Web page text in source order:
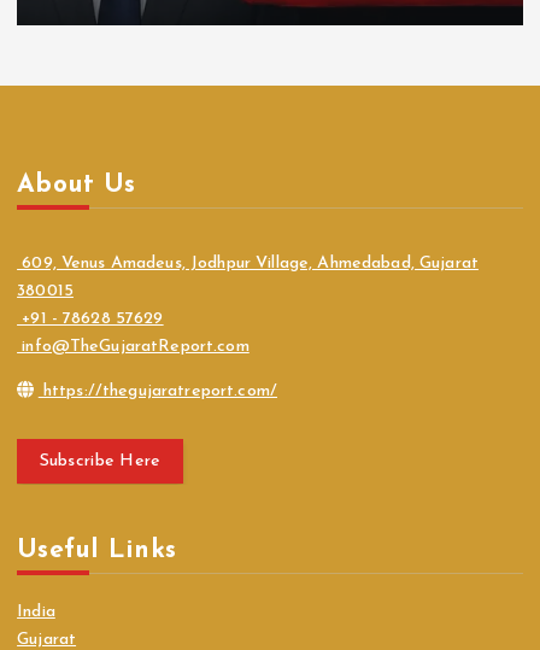
About Us
609, Venus Amadeus, Jodhpur Village, Ahmedabad, Gujarat
380015
+91 - 78628 57629
info@TheGujaratReport.com
https://thegujaratreport.com/
Subscribe Here
Useful Links
India
Gujarat